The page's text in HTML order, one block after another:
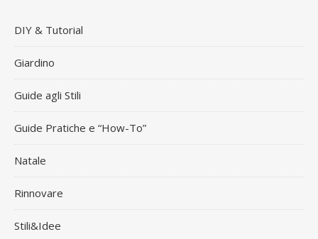
DIY & Tutorial
Giardino
Guide agli Stili
Guide Pratiche e “How-To”
Natale
Rinnovare
Stili&Idee